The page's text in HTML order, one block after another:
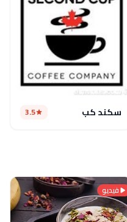
سكند كب 3.5
فيديو